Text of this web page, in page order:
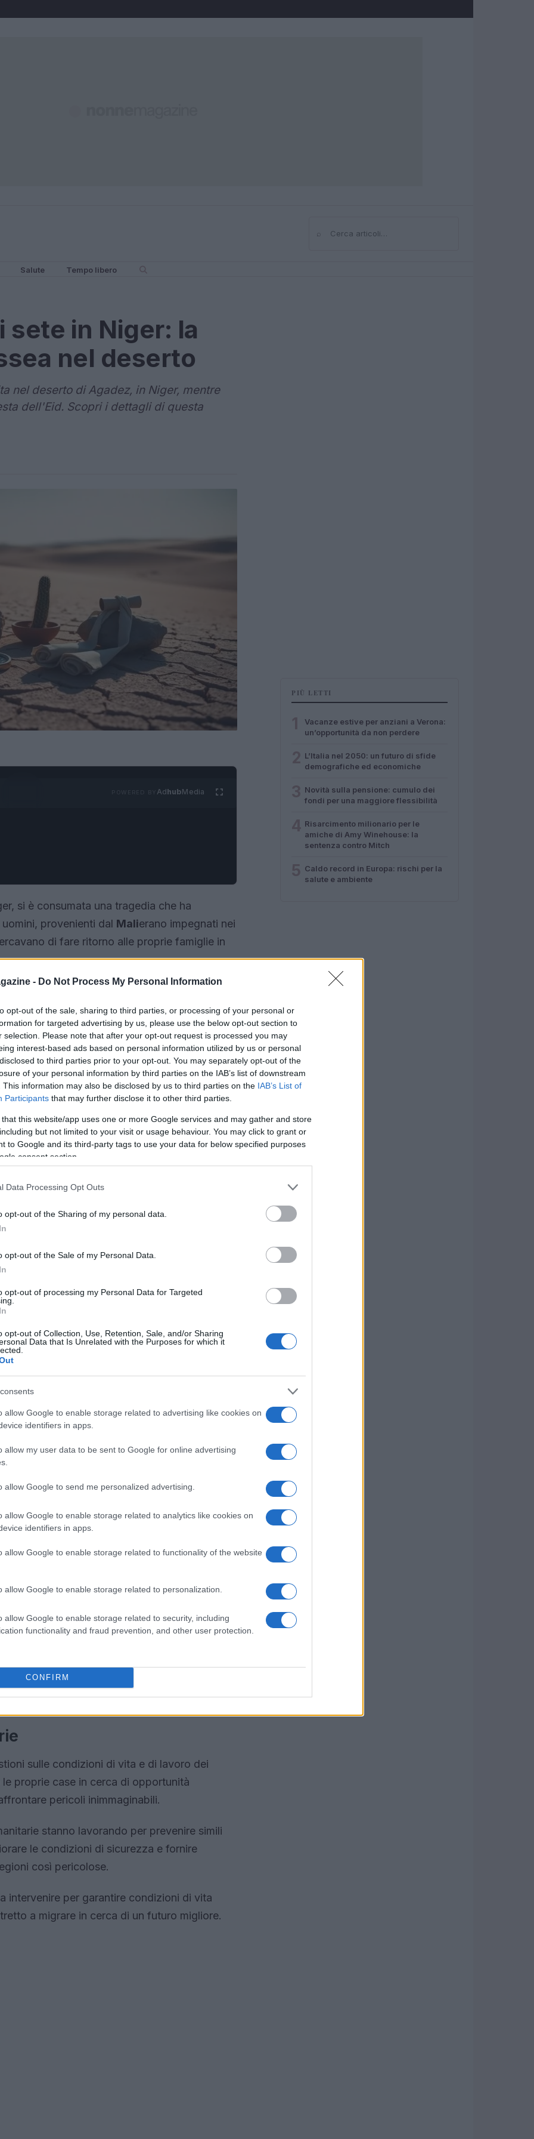
- Do Not Process My Personal Information
opt-out of the sale, sharing to third parties, or processing of your personal or
for targeted advertising by us, please use the below opt-out section to
selection. Please note that after your opt-out request is processed you may
interest-based ads based on personal information utilized by us or personal
to third parties prior to your opt-out. You may separately opt-out of the
of your personal information by third parties on the IAB’s list of downstream
This information may also be disclosed by us to third parties on the IAB’s List of
Participants that may further disclose it to other third parties.
that this website/app uses one or more Google services and may gather and store
but not limited to your visit or usage behaviour. You may click to grant or
to Google and its third-party tags to use your data for below specified purposes
consent section.
Data Processing Opt Outs
opt-out of the Sharing of my personal data.
opt-out of the Sale of my Personal Data.
opt-out of processing my Personal Data for Targeted
opt-out of Collection, Use, Retention, Sale, and/or Sharing
Data that Is Unrelated with the Purposes for which it
allow Google to enable storage related to advertising like cookies on
identifiers in apps.
allow my user data to be sent to Google for online advertising
allow Google to send me personalized advertising.
allow Google to enable storage related to analytics like cookies on
identifiers in apps.
allow Google to enable storage related to functionality of the website
allow Google to enable storage related to personalization.
allow Google to enable storage related to security, including
functionality and fraud prevention, and other user protection.
CONFIRM
⌕Cerca
Salute Tempo libero
in Niger: la
nel deserto
nel deserto di Agadez, in Niger, mentre
dell'Eid. Scopri i dettagli di questa
AdhubMedia
si è consumata una tragedia che ha
uomini, provenienti dal Malierano impegnati nei
di fare ritorno alle proprie famiglie in
elevatissime e la totale assenza di
il viaggio un’impresa disperata. I passeggeri
acqua né cibo, fino a quando le forze li
era partito dal Mali con l’intenzione di
l’Eid. Tuttavia, il viaggio si è
climatiche avverse e della mancanza
estreme e la sua aridità. I
guida esperta, hanno trovato la morte in un
vittime sono stati sepolti sul posto, in un gesto
sulle condizioni di vita e di lavoro dei
proprie case in cerca di opportunità
pericoli inimmaginabili.
stanno lavorando per prevenire simili
le condizioni di sicurezza e fornire
così pericolose.
intervenire per garantire condizioni di vita
a migrare in cerca di un futuro migliore.
PIÙ LETTI
Vacanze estive per anziani a Verona:
un’opportunità da non perdere
L’Italia nel 2050: un futuro di sfide
demografiche ed economiche
Novità sulla pensione: cumulo dei
fondi per una maggiore flessibilità
Risarcimento milionario per le
amiche di Amy Winehouse: la
sentenza contro Mitch
Caldo record in Europa: rischi per la
salute e ambiente